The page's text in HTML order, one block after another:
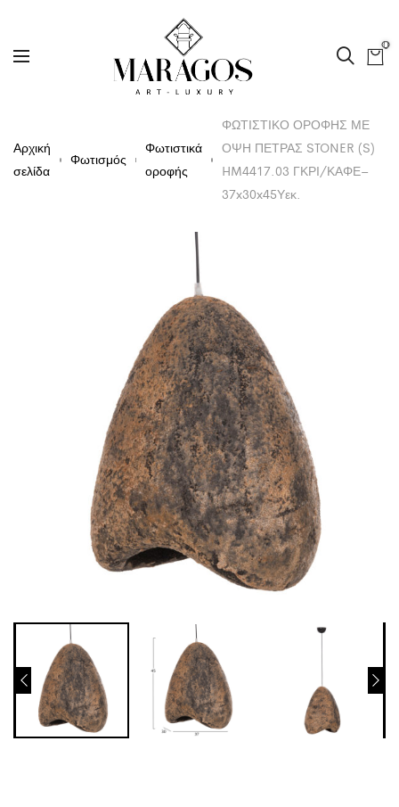
0
Αρχική
σελίδα
Φωτισμός
Φωτιστικά
οροφής
ΦΩΤΙΣΤΙΚΟ ΟΡΟΦΗΣ ΜΕ
ΟΨΗ ΠΕΤΡΑΣ STONER (S)
HM4417.03 ΓΚΡΙ/ΚΑΦΕ–
37x30x45Υεκ.